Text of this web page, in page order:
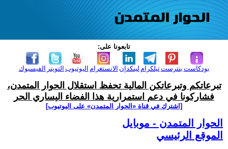
تابعونا على:
الفيسبوك التويتر اليوتيوب الانستغرام لينكدإن تيلكرامبنترست بودكاست
تبرعاتكم وتبرعاتكن المالية تحفظ استقلال الحوار المتمدن،
فشاركونا في دعم استمرارية هذا الفضاء اليساري الحر
[اشترك في قناة ‫«الحوار المتمدن» على اليوتيوب]
الحوار المتمدن - موبايل
الموقع الرئيسي